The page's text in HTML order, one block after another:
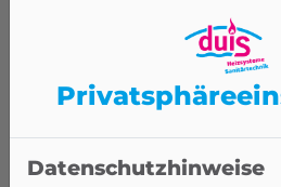
Dann sprechen Sie mit
Anlagentechnik GmbH.
Weiterlesen
Datenschutzhinweise